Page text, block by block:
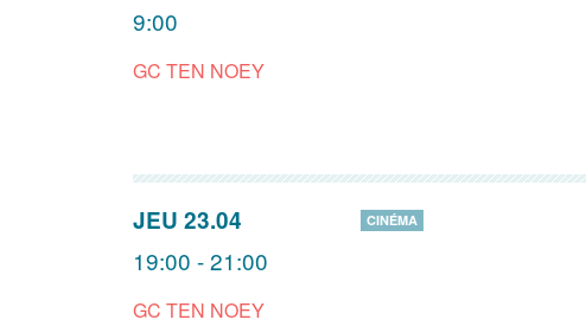
9:00
GC TEN NOEY
JEU 23.04
19:00 - 21:00
GC TEN NOEY
CINÉMA